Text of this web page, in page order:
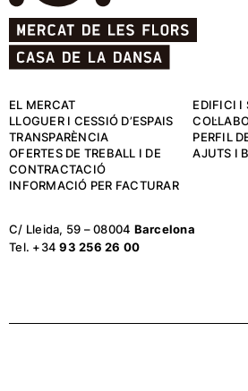
EL MERCAT
EDIFICI I
LLOGUER I CESSIÓ D’ESPAIS
TRANSPARÈNCIA
PERFIL
OFERTES DE TREBALL I DE
CONTRACTACIÓ
AJUTS I
INFORMACIÓ PER FACTURAR
C/ Lleida, 59 – 08004 Barcelona
Tel. +3493 256 26 00